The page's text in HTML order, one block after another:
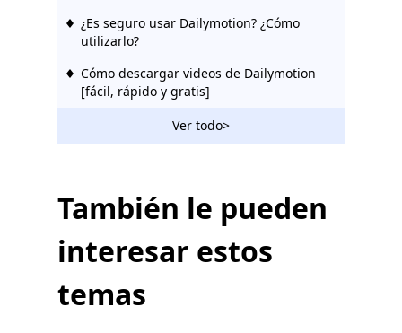
¿Es seguro usar Dailymotion? ¿Cómo
utilizarlo?
Cómo descargar videos de Dailymotion
[fácil, rápido y gratis]
Ver todo>
También le pueden
interesar estos
temas